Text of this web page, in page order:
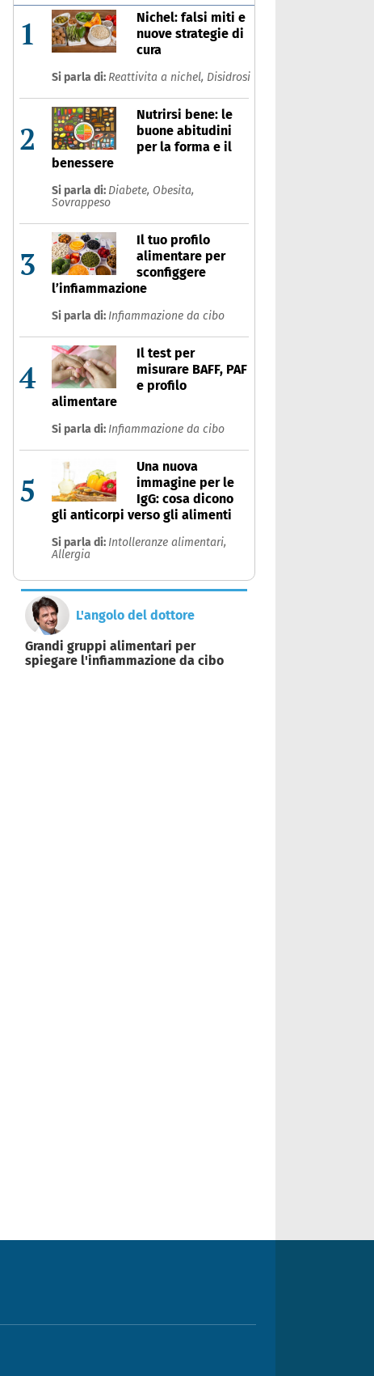
1
Nichel: falsi miti e
nuove strategie di
cura
Si parla di: Reattivita a nichel, Disidrosi
2
Nutrirsi bene: le
buone abitudini
per la forma e il
benessere
Si parla di: Diabete, Obesita,
Sovrappeso
3
Il tuo profilo
alimentare per
sconfiggere
l’infiammazione
Si parla di: Infiammazione da cibo
4
Il test per
misurare BAFF, PAF
e profilo
alimentare
Si parla di: Infiammazione da cibo
5
Una nuova
immagine per le
IgG: cosa dicono
gli anticorpi verso gli alimenti
Si parla di: Intolleranze alimentari,
Allergia
L'angolo del dottore
Grandi gruppi alimentari per
spiegare l'infiammazione da cibo